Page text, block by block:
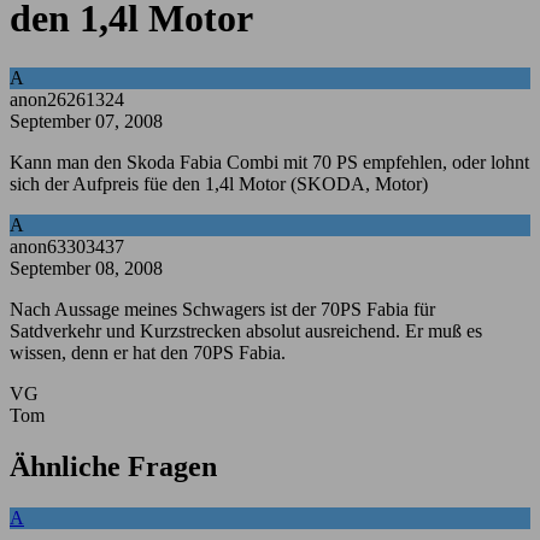
den 1,4l Motor
A
anon26261324
September 07, 2008
Kann man den Skoda Fabia Combi mit 70 PS empfehlen, oder lohnt
sich der Aufpreis füe den 1,4l Motor (SKODA, Motor)
A
anon63303437
September 08, 2008
Nach Aussage meines Schwagers ist der 70PS Fabia für
Satdverkehr und Kurzstrecken absolut ausreichend. Er muß es
wissen, denn er hat den 70PS Fabia.
VG
Tom
Ähnliche Fragen
A